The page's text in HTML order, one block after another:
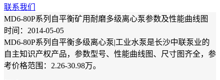
联系我们
MD6-80P系列自平衡矿用耐磨多级离心泵参数及性能曲线图
时间：2014-05-05
MD6-80P系列自平衡多级离心泵|工业水泵是长沙中联泵业的
自主知识产权产品，参数型号、性能曲线图、尺寸图齐全，参
考价格范围：2.26-30.98万。